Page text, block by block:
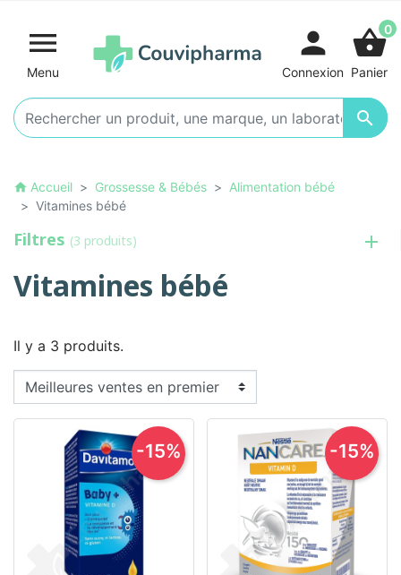

Menu

person
Connexion
shopping_basket0
Panier
home Accueil Grossesse & Bébés
Alimentation bébé
Vitamines bébé
Filtres (3 produits)
Vitamines bébé
Il y a 3 produits.
-15% -15%